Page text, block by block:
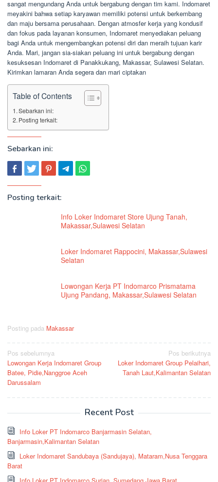
sangat mengundang Anda untuk bergabung dengan tim kami. Indomaret
meyakini bahwa setiap karyawan memiliki potensi untuk berkembang
dan maju bersama perusahaan. Dengan atmosfer kerja yang kondusif
dan fokus pada layanan konsumen, Indomaret menyediakan peluang
bagi Anda untuk mengembangkan potensi diri dan meraih tujuan karir
Anda. Mari, jangan sia-siakan peluang ini untuk bergabung dengan
kesuksesan Indomaret di Panakkukang, Makassar, Sulawesi Selatan.
Kirimkan lamaran Anda segera dan mari ciptakan
Table of Contents
Sebarkan ini:
Posting terkait:
Sebarkan ini:
Posting terkait:
Info Loker Indomaret Store Ujung Tanah,
Makassar,Sulawesi Selatan
Loker Indomaret Rappocini, Makassar,Sulawesi
Selatan
Lowongan Kerja PT Indomarco Prismatama
Ujung Pandang, Makassar,Sulawesi Selatan
Posting pada Makassar
Navigasi
pos
Pos sebelumnya
Lowongan Kerja Indomaret Group
Batee, Pidie,Nanggroe Aceh
Darussalam
Pos berikutnya
Loker Indomaret Group Pelaihari,
Tanah Laut,Kalimantan Selatan
Recent Post
Info Loker PT Indomarco Banjarmasin Selatan,
Banjarmasin,Kalimantan Selatan
Loker Indomaret Sandubaya (Sandujaya), Mataram,Nusa Tenggara
Barat